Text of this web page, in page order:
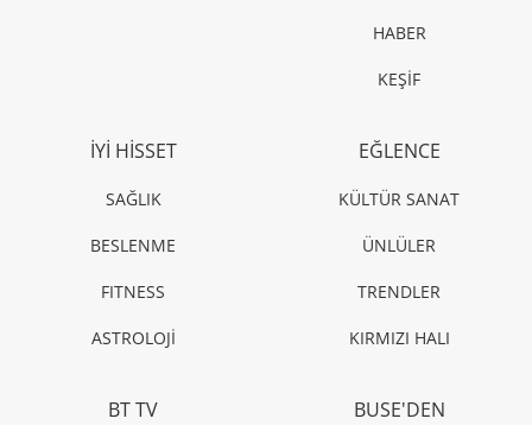
HABER
KEŞİF
İYİ HİSSET
SAĞLIK
BESLENME
FITNESS
ASTROLOJİ
EĞLENCE
KÜLTÜR SANAT
ÜNLÜLER
TRENDLER
KIRMIZI HALI
BT TV BUSE'DEN